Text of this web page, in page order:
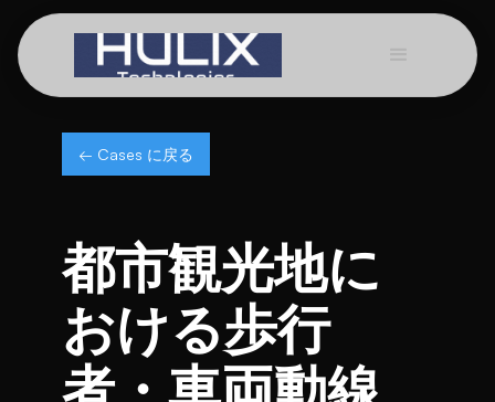
← Cases に戻る
都市観光地に
おける歩行
者・車両動線